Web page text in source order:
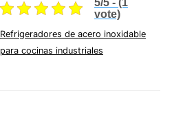
$22,128.92.$20,448.79.
5/5 - (1
vote)
Refrigeradores de acero inoxidable
para cocinas industriales